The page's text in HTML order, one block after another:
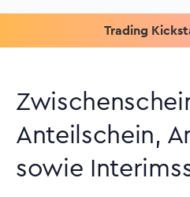
Trading Kickstart:
Anteilschein,
sowie